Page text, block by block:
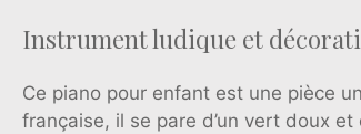
Instrument ludique et
Ce piano pour enfant est une pièce
française, il se pare d’un vert doux